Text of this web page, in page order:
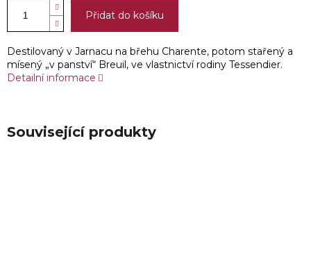
Přidat do košíku
Destilovaný v Jarnacu na břehu Charente, potom stařený a
mísený „v panství“ Breuil, ve vlastnictví rodiny Tessendier.
Detailní informace
Související produkty